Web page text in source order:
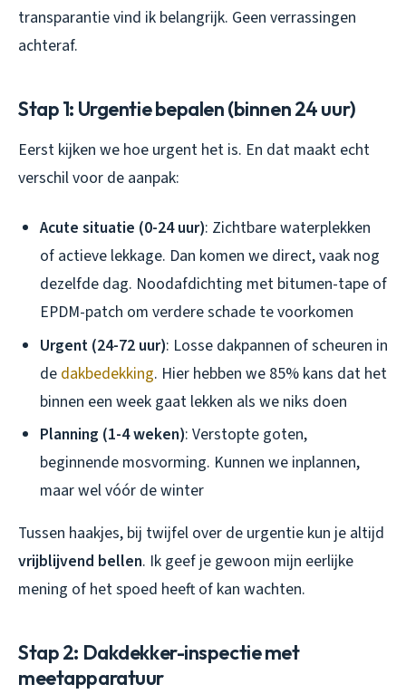
transparantie vind ik belangrijk. Geen verrassingen
achteraf.
Stap 1: Urgentie bepalen (binnen 24 uur)
Eerst kijken we hoe urgent het is. En dat maakt echt
verschil voor de aanpak:
Acute situatie (0-24 uur): Zichtbare waterplekken
of actieve lekkage. Dan komen we direct, vaak nog
dezelfde dag. Noodafdichting met bitumen-tape of
EPDM-patch om verdere schade te voorkomen
Urgent (24-72 uur): Losse dakpannen of scheuren in
de dakbedekking. Hier hebben we 85% kans dat het
binnen een week gaat lekken als we niks doen
Planning (1-4 weken): Verstopte goten,
beginnende mosvorming. Kunnen we inplannen,
maar wel vóór de winter
Tussen haakjes, bij twijfel over de urgentie kun je altijd
vrijblijvend bellen. Ik geef je gewoon mijn eerlijke
mening of het spoed heeft of kan wachten.
Stap 2: Dakdekker-inspectie met
meetapparatuur